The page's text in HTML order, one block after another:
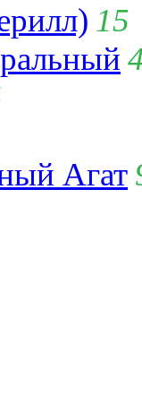
15
Агат